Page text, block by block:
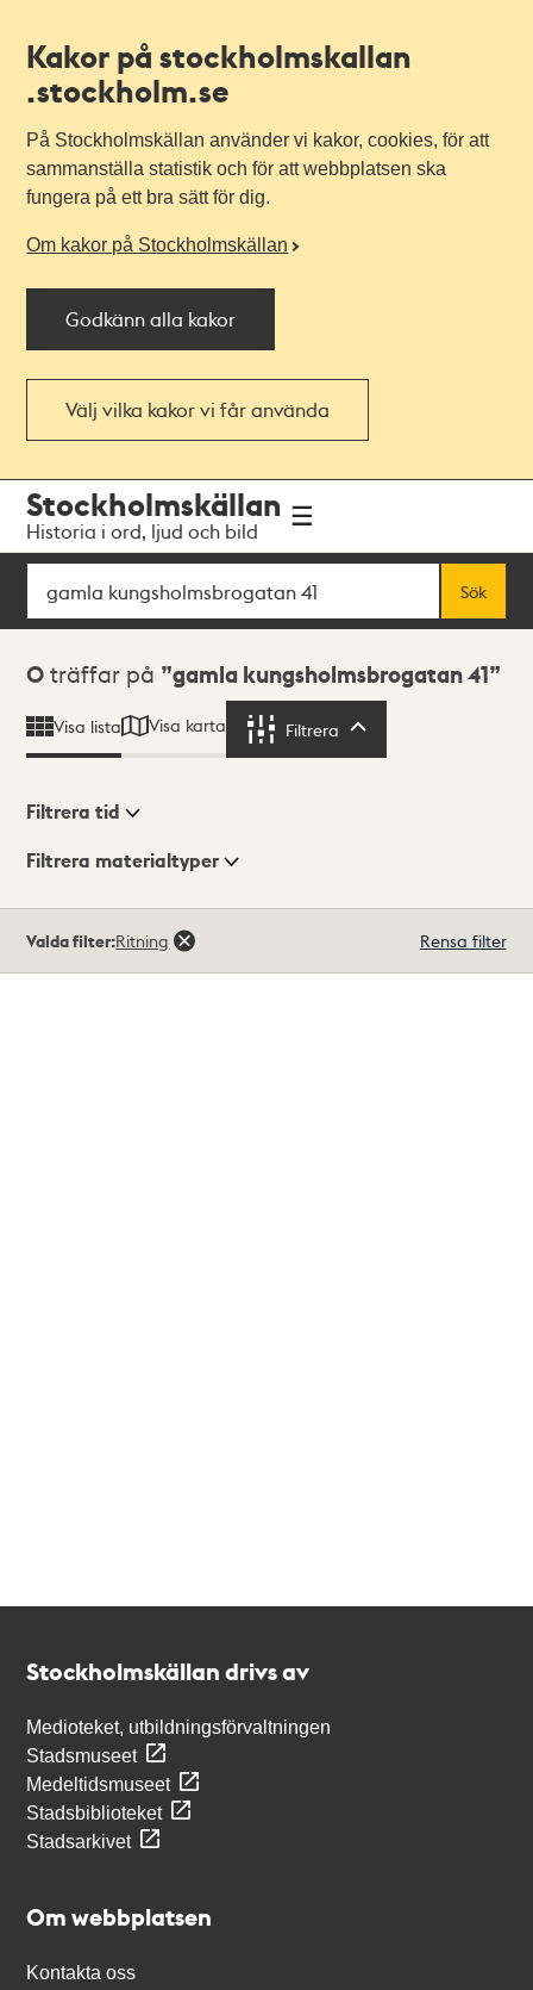
Kakor på stockholmskallan
.stockholm.se
På Stockholmskällan använder vi kakor, cookies, för att
sammanställa statistik och för att webbplatsen ska
fungera på ett bra sätt för dig.
Om kakor på Stockholmskällan
Godkänn alla kakor
Välj vilka kakor vi får använda
navigationen
huvudinnehållet
Stockholmskällan
Historia i ord, ljud och bild
Sök
Sök
Sökresultat
0 träffar på gamla kungsholmsbrogatan 41
Visa lista Visa karta Filtrera
Visningsläge
Filtrera tid
Filtrera materialtyper
träffar
Valda filter:Ritning Rensa filter
Stockholmskällan drivs av
Medioteket, utbildningsförvaltningen
Stadsmuseet
Medeltidsmuseet
Stadsbiblioteket
Stadsarkivet
Om webbplatsen
Kontakta oss